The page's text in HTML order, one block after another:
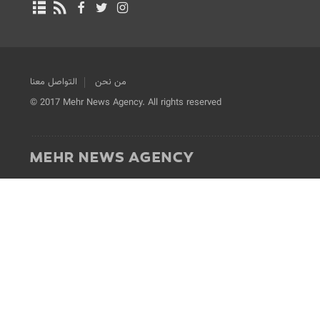
من نحن
التواصل معنا
© 2017 Mehr News Agency. All rights reserved